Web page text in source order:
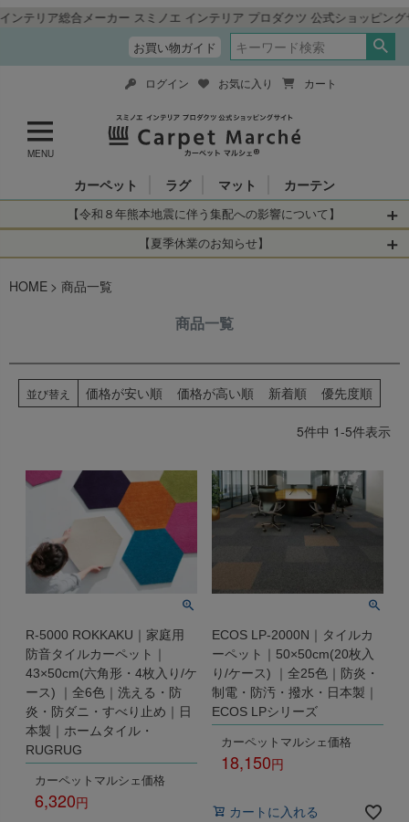
合メーカー スミノエ インテリア プロダクツ 公式ショッピングサイト「カ
お買い物ガイド
MENU
ログイン お気に入り カート
カーペット ラグ マット カーテン
【令和８年熊本地震に伴う集配への影響について】
令和8年熊本地震により、お亡くなりになられた方々に深く
お見舞い申し上げます。 この地震の影響により、現在、一
【お荷物のお届けに遅れが生じている地域】
・全国から九州あてのお荷物
・九州から全国あてのお荷物
なお、今後の被害状況や交通規制などにより、対象地域や
お客さまにはご不便をおかけいたしますが、何卒ご理解賜
りますようお願い申し上げます。
【夏季休業のお知らせ】
当店は は2026年8月11日(火)～2026年8月16日(日)
休業中のご注文に関しては自動返信メールは届きますが、
いただきますのでよろしくお願いいたします。
出荷センターも休業となりますため、休業期間中のご注文
→オーダー商品など、詳しくはこちらから
HOME 商品一覧
商品一覧
並び替え 価格が安い順 価格が高い順 新着順 優先度順
5件中 1-5件表示
R-5000 ROKKAKU｜家庭用
防音タイルカーペット｜
43×50cm(六角形・4枚入り/ケ
ース) ｜全6色｜洗える・防
炎・防ダニ・すべり止め｜日
本製｜ホームタイル・
RUGRUG
カーペットマルシェ価格
6,320
ECOS LP-2000N｜タイルカ
ーペット｜50×50cm(20枚入
り/ケース) ｜全25色｜防炎・
制電・防汚・撥水・日本製｜
ECOS LPシリーズ
カーペットマルシェ価格
18,150
カートに入れる